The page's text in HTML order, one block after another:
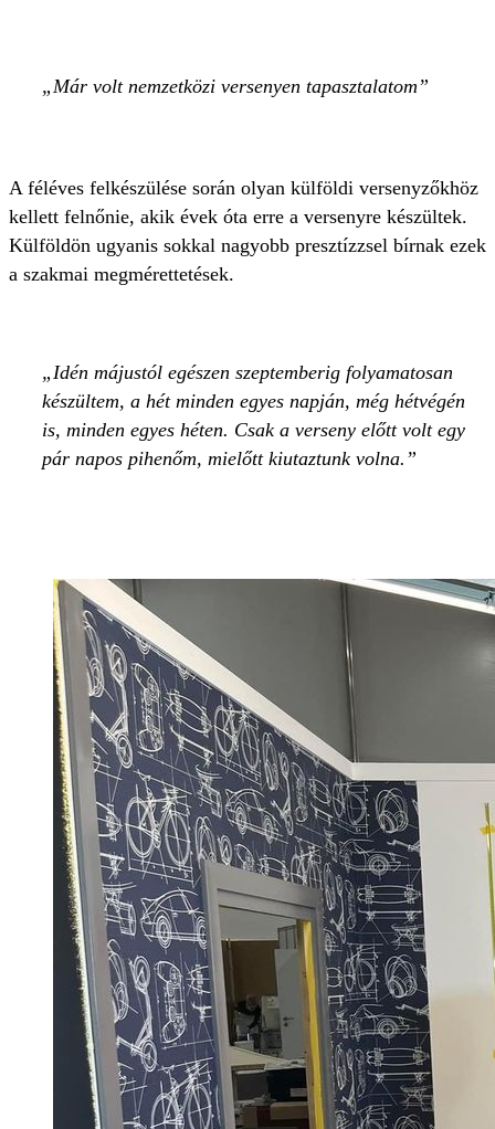
Már volt nemzetközi versenyen tapasztalatom
A féléves felkészülése során olyan külföldi versenyzőkhöz
kellett felnőnie, akik évek óta erre a versenyre készültek.
Külföldön ugyanis sokkal nagyobb presztízzsel bírnak ezek
a szakmai megmérettetések.
Idén májustól egészen szeptemberig folyamatosan
készültem, a hét minden egyes napján, még hétvégén
is, minden egyes héten. Csak a verseny előtt volt egy
pár napos pihenőm, mielőtt kiutaztunk volna.